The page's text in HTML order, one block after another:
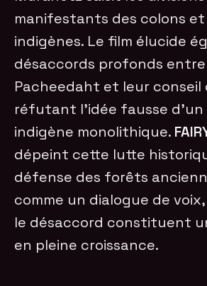
manifestants des colons
indigènes. Le film élucide
désaccords profonds entre
Pacheedaht et leur conseil
réfutant l’idée fausse
indigène monolithique.
dépeint cette lutte
défense des forêts
comme un dialogue de
le désaccord constituent
en pleine croissance.